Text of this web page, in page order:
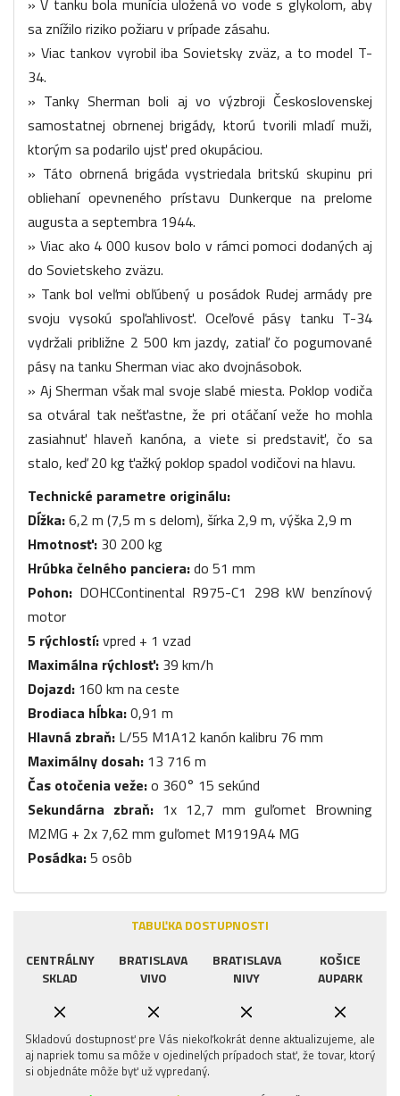
» V tanku bola munícia uložená vo vode s glykolom, aby
sa znížilo riziko požiaru v prípade zásahu.
» Viac tankov vyrobil iba Sovietsky zväz, a to model T-
34.
» Tanky Sherman boli aj vo výzbroji Československej
samostatnej obrnenej brigády, ktorú tvorili mladí muži,
ktorým sa podarilo ujsť pred okupáciou.
» Táto obrnená brigáda vystriedala britskú skupinu pri
obliehaní opevneného prístavu Dunkerque na prelome
augusta a septembra 1944.
» Viac ako 4 000 kusov bolo v rámci pomoci dodaných aj
do Sovietskeho zväzu.
» Tank bol veľmi obľúbený u posádok Rudej armády pre
svoju vysokú spoľahlivosť. Oceľové pásy tanku T-34
vydržali približne 2 500 km jazdy, zatiaľ čo pogumované
pásy na tanku Sherman viac ako dvojnásobok.
» Aj Sherman však mal svoje slabé miesta. Poklop vodiča
sa otváral tak nešťastne, že pri otáčaní veže ho mohla
zasiahnuť hlaveň kanóna, a viete si predstaviť, čo sa
stalo, keď 20 kg ťažký poklop spadol vodičovi na hlavu.
Technické parametre originálu:
Dĺžka:6,2 m (7,5 m s delom), šírka 2,9 m, výška 2,9 m
Hmotnosť: 30 200 kg
Hrúbka čelného panciera:do 51 mm
Pohon: DOHCContinental R975-C1 298 kW benzínový
motor
5 rýchlostí:vpred + 1 vzad
Maximálna rýchlosť: 39 km/h
Dojazd: 160 km na ceste
Brodiaca hĺbka:0,91 m
Hlavná zbraň: L/55 M1A12 kanón kalibru 76 mm
Maximálny dosah: 13 716 m
Čas otočenia veže:o 360° 15 sekúnd
Sekundárna zbraň: 1x 12,7 mm guľomet Browning
M2MG + 2x 7,62 mm guľomet M1919A4 MG
Posádka:5 osôb
TABUĽKA DOSTUPNOSTI
CENTRÁLNY
SKLAD
BRATISLAVA
VIVO
BRATISLAVA
NIVY
KOŠICE
AUPARK
Skladovú dostupnosť pre Vás niekoľkokrát denne aktualizujeme, ale
aj napriek tomu sa môže v ojedinelých prípadoch stať, že tovar, ktorý
si objednáte môže byť už vypredaný.